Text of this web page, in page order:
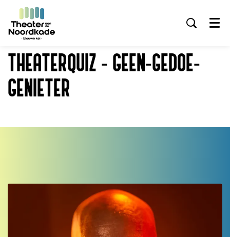
Menu
THEATERQUIZ - GEEN-GEDOE-
GENIETER